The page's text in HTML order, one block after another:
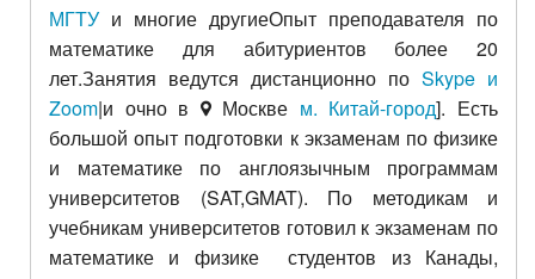
МГТУ и многие другиеОпыт преподавателя по
математике для абитуриентов более 20
лет.Занятия ведутся дистанционно по Skype и
Zoom|и очно в Москве м. Китай-город]. Есть
большой опыт подготовки к экзаменам по физике
и математике по англоязычным программам
университетов (SAT,GMAT). По методикам и
учебникам университетов готовил к экзаменам по
математике и физике студентов из Канады,